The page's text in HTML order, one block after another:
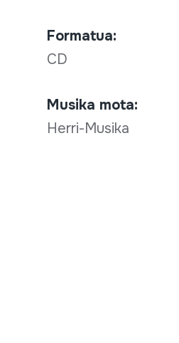
Formatua:
CD
Musika mota:
Herri-Musika